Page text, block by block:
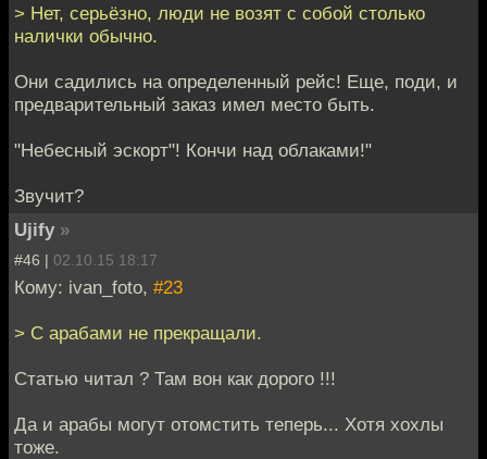
> Нет, серьёзно, люди не возят с собой столько
налички обычно.
Они садились на определенный рейс! Еще, поди, и
предварительный заказ имел место быть.
"Небесный эскорт"! Кончи над облаками!"
Звучит?
Ujify »
#46 | 02.10.15 18:17
Кому: ivan_foto, #23
> С арабами не прекращали.
Статью читал ? Там вон как дорого !!!
Да и арабы могут отомстить теперь... Хотя хохлы
тоже.